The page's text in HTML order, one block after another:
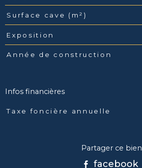
Surface cave (m²)
Exposition
Année de construction
Infos financières
Caractéristiques Valeurs
Taxe foncière annuelle
Partager ce bien
facebook